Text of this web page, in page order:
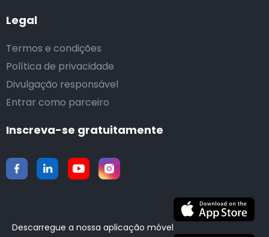
Legal
Termos e condições
Política de privacidade
Divulgação responsável
Entrar como parceiro
Inscreva-se gratuitamente
Descarregue a nossa aplicação móvel